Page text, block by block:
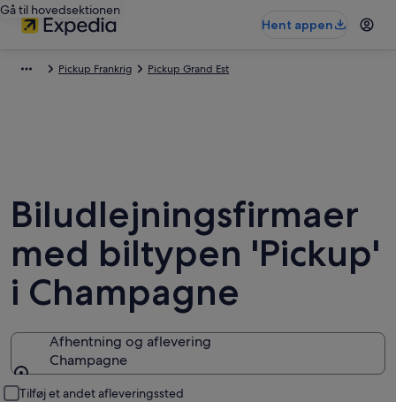
Gå til hovedsektionen
Hent appen
Pickup Frankrig Pickup Grand Est
Biludlejningsfirmaer
med biltypen 'Pickup'
i Champagne
Afhentning og aflevering
Champagne
Tilføj et andet afleveringssted